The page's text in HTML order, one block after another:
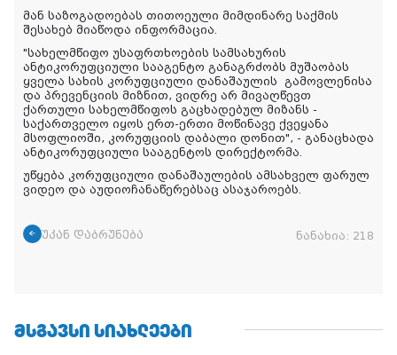
მან საზოგადოებას თითოეული მიმდინარე საქმის
შესახებ მიაწოდა ინფორმაცია.
"სახელმწიფო უსაფრთხოების სამსახურის
ანტიკორუფციული სააგენტო განაგრძობს მუშაობას
ყველა სახის კორუფციული დანაშაულის გამოვლენისა
და პრევენციის მიზნით, ვიდრე არ მივაღწევთ
ქართული სახელმწიფოს გაცხადებულ მიზანს -
საქართველო იყოს ერთ-ერთი მოწინავე ქვეყანა
მსოფლიოში, კორუფციის დაბალი დონით", - განაცხადა
ანტიკორუფციული სააგენტოს დირექტორმა.
უწყება კორუფციული დანაშაულების ამსახველ ფარულ
ვიდეო და აუდიოჩანაწერებსაც ასაჯაროებს.
უკან დაბრუნება ნანახია: 218
ᲛᲡᲒᲐᲕᲡᲘ ᲡᲘᲐᲮᲚᲔᲔᲑᲘ